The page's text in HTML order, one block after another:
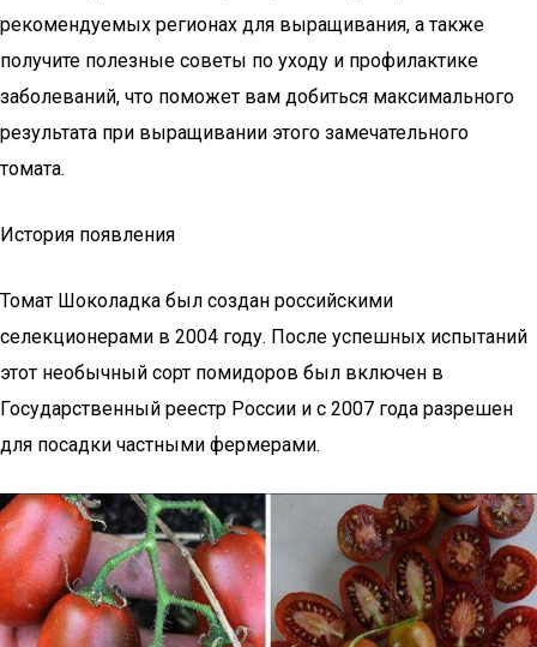
рекомендуемых регионах для выращивания, а также
получите полезные советы по уходу и профилактике
заболеваний, что поможет вам добиться максимального
результата при выращивании этого замечательного
томата.
История появления
Томат Шоколадка был создан российскими
селекционерами в 2004 году. После успешных испытаний
этот необычный сорт помидоров был включен в
Государственный реестр России и с 2007 года разрешен
для посадки частными фермерами.